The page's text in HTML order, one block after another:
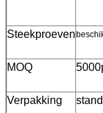
Steekproeven
MOQ
Verpakking